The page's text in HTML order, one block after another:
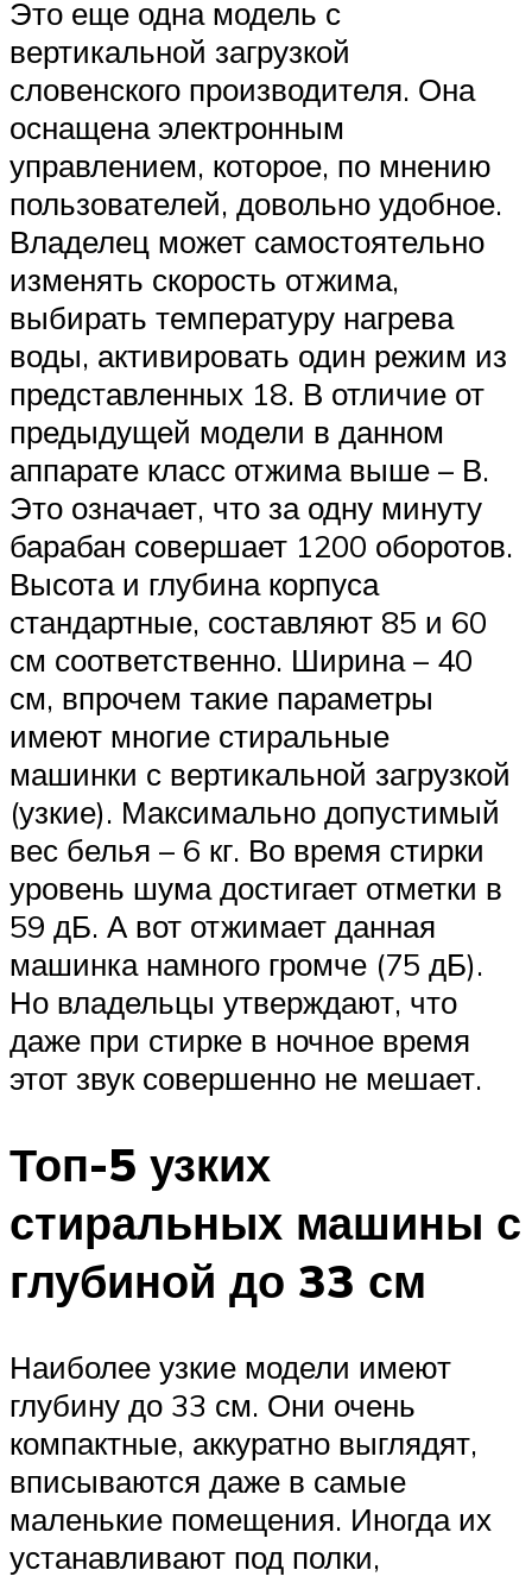
Это еще одна модель с
вертикальной загрузкой
словенского производителя. Она
оснащена электронным
управлением, которое, по мнению
пользователей, довольно удобное.
Владелец может самостоятельно
изменять скорость отжима,
выбирать температуру нагрева
воды, активировать один режим из
представленных 18. В отличие от
предыдущей модели в данном
аппарате класс отжима выше – В.
Это означает, что за одну минуту
барабан совершает 1200 оборотов.
Высота и глубина корпуса
стандартные, составляют 85 и 60
см соответственно. Ширина – 40
см, впрочем такие параметры
имеют многие стиральные
машинки с вертикальной загрузкой
(узкие). Максимально допустимый
вес белья – 6 кг. Во время стирки
уровень шума достигает отметки в
59 дБ. А вот отжимает данная
машинка намного громче (75 дБ).
Но владельцы утверждают, что
даже при стирке в ночное время
этот звук совершенно не мешает.
Топ-5 узких
стиральных машины с
глубиной до 33 см
Наиболее узкие модели имеют
глубину до 33 см. Они очень
компактные, аккуратно выглядят,
вписываются даже в самые
маленькие помещения. Иногда их
устанавливают под полки,